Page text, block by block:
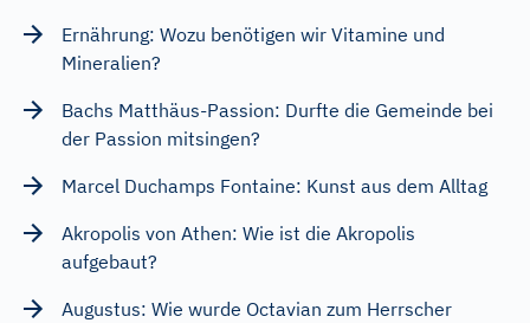
Ernährung: Wozu benötigen wir Vitamine und
Mineralien?
Bachs Matthäus-Passion: Durfte die Gemeinde bei
der Passion mitsingen?
Marcel Duchamps Fontaine: Kunst aus dem Alltag
Akropolis von Athen: Wie ist die Akropolis
aufgebaut?
Augustus: Wie wurde Octavian zum Herrscher